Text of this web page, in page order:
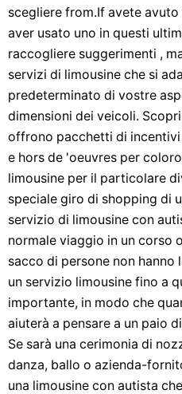
scegliere from.If avete
aver usato uno in questi
raccogliere suggerimenti ,
servizi di limousine che si
predeterminato di vostre
dimensioni dei veicoli.
offrono pacchetti di
e hors de 'oeuvres per
limousine per il particolare
speciale giro di shopping di
servizio di limousine con
normale viaggio in un corso
sacco di persone non
un servizio limousine fino a
importante, in modo che
aiuterà a pensare a un paio
Se sarà una cerimonia di
danza, ballo o azienda-
una limousine con autista